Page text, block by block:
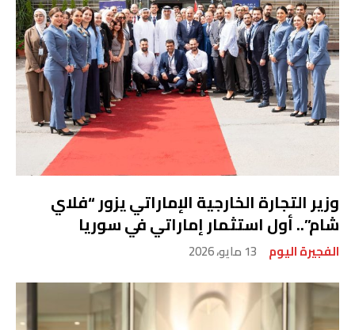
وزير التجارة الخارجية الإماراتي يزور “فلاي
شام”.. أول استثمار إماراتي في سوريا
الفجيرة اليوم 13 مايو، 2026